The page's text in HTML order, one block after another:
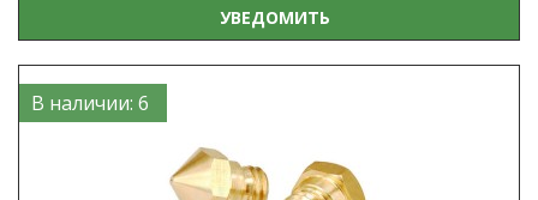
УВЕДОМИТЬ
В наличии: 6